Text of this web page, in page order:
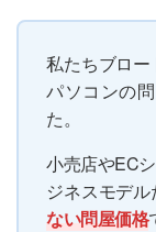
私たちブロ
パソコンの
た。
小売店やEC
ジネスモデ
ない問屋価格